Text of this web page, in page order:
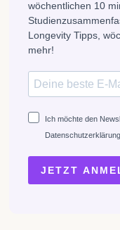
wöchentlichen 10
Longevity Tipps,
mehr!
Ich möchte den
JETZT